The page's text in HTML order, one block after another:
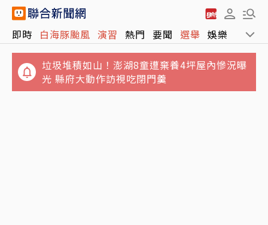
即時 白海豚颱風 演習 熱門 要聞 選舉 娛樂 運動
垃圾堆積如山！澎湖8童遭棄養4坪屋內慘況曝
光 縣府大動作訪視吃閉門羹